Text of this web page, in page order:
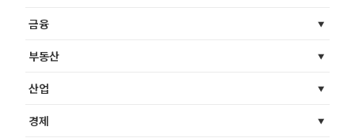
금융
부동산
산업
경제